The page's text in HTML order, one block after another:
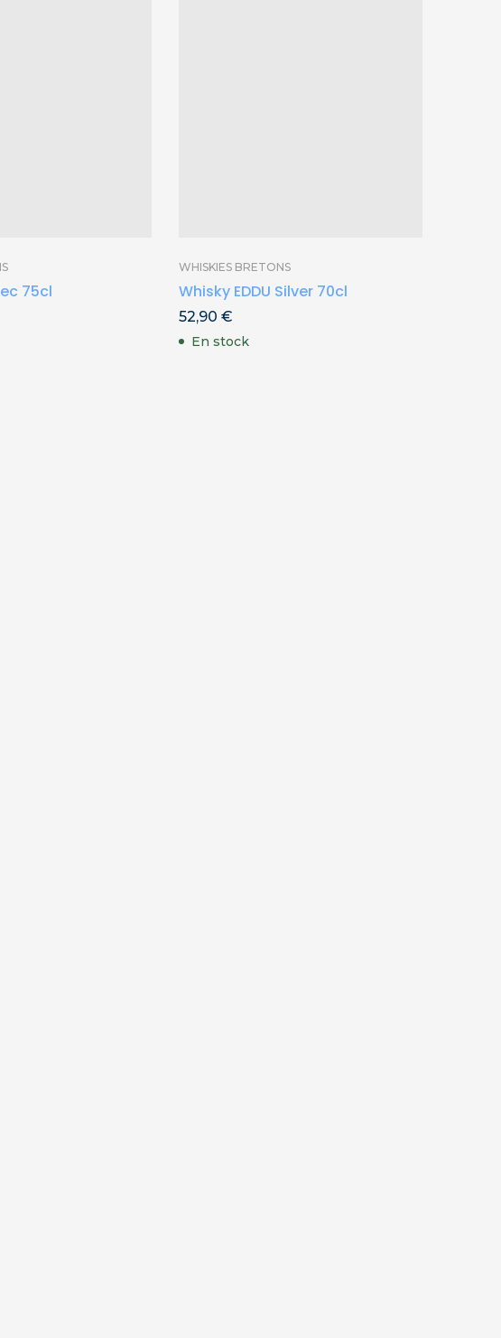
75cl
WHISKIES BRETONS
Whisky EDDU Silver 70cl
52,90 €
En stock